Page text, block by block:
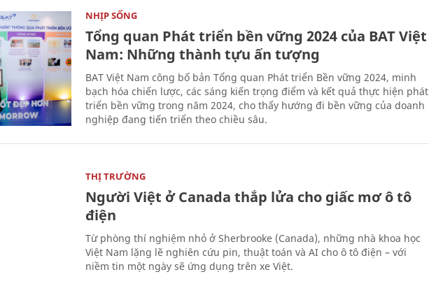
NHỊP SỐNG
Tổng quan Phát triển bền vững 2024 của BAT Việt
Nam: Những thành tựu ấn tượng
BAT Việt Nam công bố bản Tổng quan Phát triển Bền vững 2024, minh
bạch hóa chiến lược, các sáng kiến trọng điểm và kết quả thực hiện phát
triển bền vững trong năm 2024, cho thấy hướng đi bền vững của doanh
nghiệp đang tiến triển theo chiều sâu.
THỊ TRƯỜNG
Người Việt ở Canada thắp lửa cho giấc mơ ô tô
điện
Từ phòng thí nghiệm nhỏ ở Sherbrooke (Canada), những nhà khoa học
Việt Nam lặng lẽ nghiên cứu pin, thuật toán và AI cho ô tô điện – với
niềm tin một ngày sẽ ứng dụng trên xe Việt.